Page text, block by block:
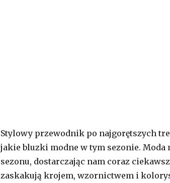
Stylowy przewodnik po najgorętszych
jakie bluzki modne w tym sezonie. Moda
sezonu, dostarczając nam coraz
zaskakują krojem, wzornictwem i